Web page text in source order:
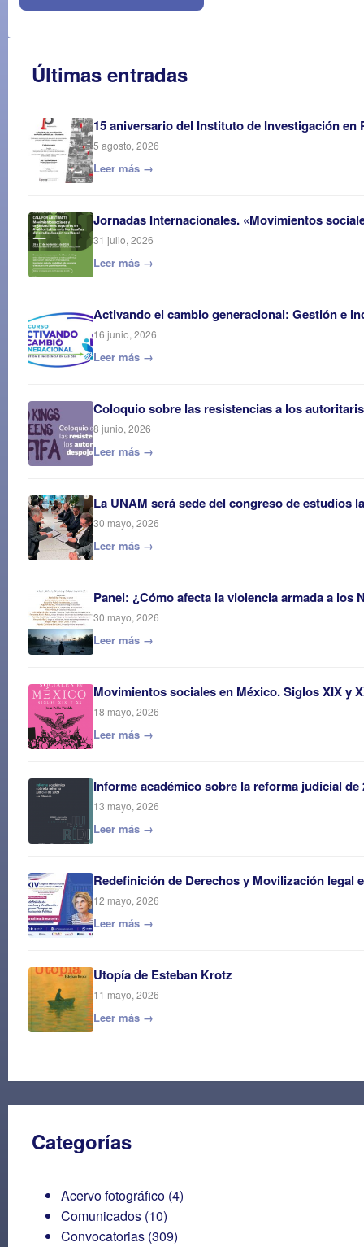
Últimas entradas
15 aniversario del Instituto de Investigación
5 agosto, 2026
Leer más →
Jornadas Internacionales. «Movimientos
31 julio, 2026
Leer más →
Activando el cambio generacional: Gestión e
16 junio, 2026
Leer más →
Coloquio sobre las resistencias a los
8 junio, 2026
Leer más →
La UNAM será sede del congreso de estudios
30 mayo, 2026
Leer más →
Panel: ¿Cómo afecta la violencia armada a los
30 mayo, 2026
Leer más →
Movimientos sociales en México. Siglos XIX y
18 mayo, 2026
Leer más →
Informe académico sobre la reforma judicial de
13 mayo, 2026
Leer más →
Redefinición de Derechos y Movilización legal
12 mayo, 2026
Leer más →
Utopía de Esteban Krotz
11 mayo, 2026
Leer más →
Categorías
Acervo fotográfico (4)
Comunicados (10)
Convocatorias (309)